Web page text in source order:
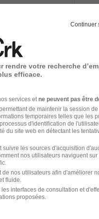
F
Continuer
votre recherche
efficace.
services etne peuvent pas être
de maintenir la session
temporaires telles que les
d'identification de
du site web en détectant les
les sources d'acquisition
nos utilisateurs naviguent sur
de nos utilisateurs afin d'améliorer
fluide.
interfaces de consultation et
proposées.